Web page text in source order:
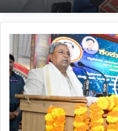
ಹೆಣ್ಣು
ಮಕ್ಕಳ
ಶಿಕ್ಷಣಕ್ಕೆ
ನೆರವಾಗುವ
ಹಾಸ್ಟೆಲ್
ನಿರ್ಮಾಣ:
ಸಿಎಂ